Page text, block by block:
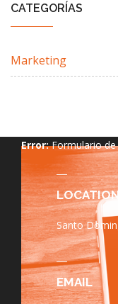
CATEGORÍAS
Marketing
Error:Formulario
Santo
EMAIL